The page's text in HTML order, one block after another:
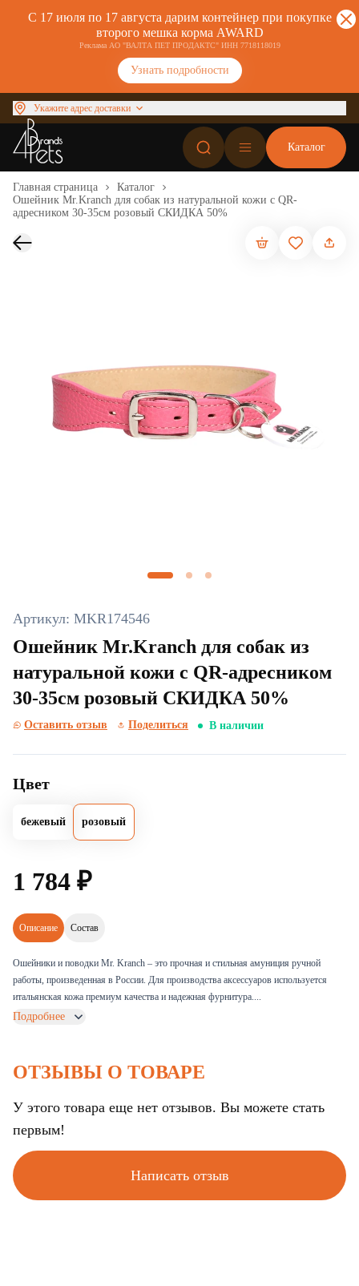
С 17 июля по 17 августа дарим контейнер при покупке
второго мешка корма AWARD
Реклама АО "ВАЛТА ПЕТ ПРОДАКТС" ИНН 7718118019
Узнать подробности
Укажите адрес доставки
Каталог
Главная страница
Каталог
Ошейник Mr.Kranch для собак из натуральной кожи с QR-
адресником 30-35см розовый СКИДКА 50%
Артикул: MKR174546
Ошейник Mr.Kranch для собак из
натуральной кожи с QR-адресником
30-35см розовый СКИДКА 50%
Оставить отзыв Поделиться В наличии
Цвет
бежевый розовый
1 784 ₽
Описание Состав
Ошейники и поводки Mr. Kranch – это прочная и стильная амуниция ручной
работы, произведенная в России. Для производства аксессуаров используется
итальянская кожа премиум качества и надежная фурнитура....
Подробнее
ОТЗЫВЫ О ТОВАРЕ
У этого товара еще нет отзывов. Вы можете стать
первым!
Написать отзыв